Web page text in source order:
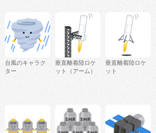
台風のキャラク
ター
垂直離着陸ロケ
ット（アーム）
垂直離着陸ロケ
ット